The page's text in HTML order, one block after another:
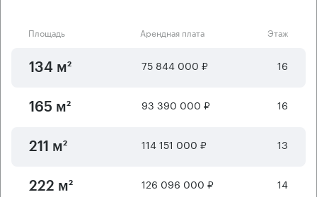
Площадь Арендная плата Этаж
134 м² 75 844 000 ₽ 16
165 м² 93 390 000 ₽ 16
211 м² 114 151 000 ₽ 13
222 м² 126 096 000 ₽ 14